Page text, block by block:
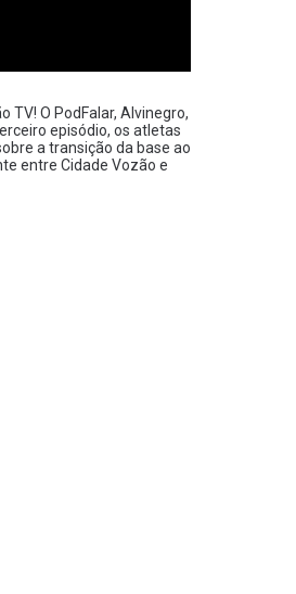
TV! O PodFalar, Alvinegro,
episódio, os atletas
a transição da base ao
entre Cidade Vozão e